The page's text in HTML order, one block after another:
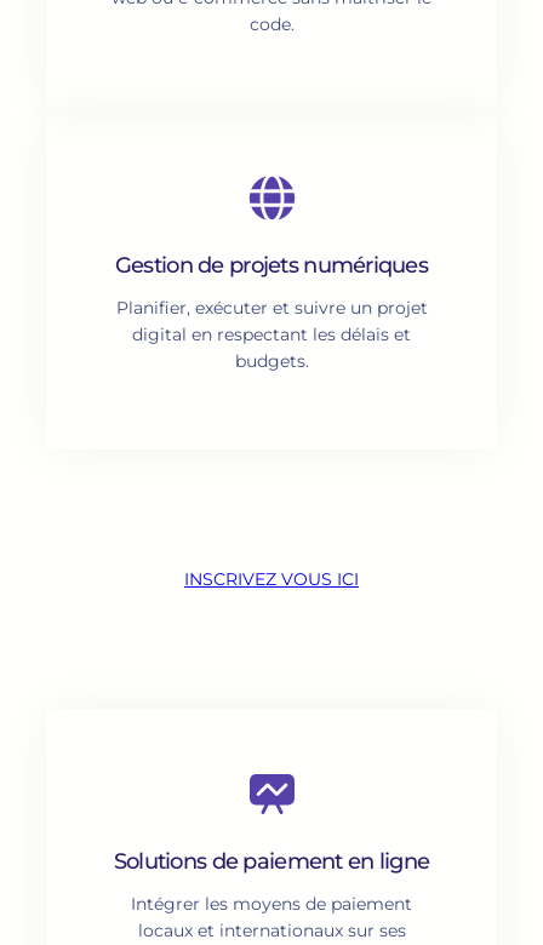
code.
Gestion de projets numériques
Planifier, exécuter et suivre un projet
digital en respectant les délais et
budgets.
INSCRIVEZ VOUS ICI
Solutions de paiement en ligne
Intégrer les moyens de paiement
locaux et internationaux sur ses